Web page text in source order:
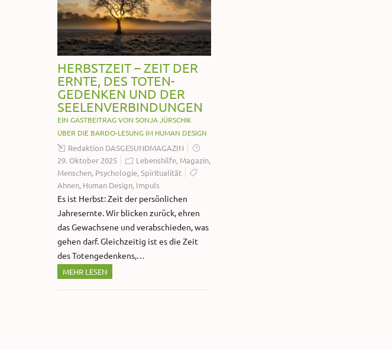
HERBSTZEIT – ZEIT DER
ERNTE, DES TOTEN-
GEDENKEN UND DER
SEELENVERBINDUNGEN
EIN GASTBEITRAG VON SONJA JÜRSCHIK
ÜBER DIE BARDO-LESUNG IM HUMAN DESIGN
Redaktion DASGESUNDMAGAZIN
29. Oktober 2025
Lebenshilfe, Magazin,
Menschen, Psychologie,Spiritualität
Ahnen, Human Design, Impuls
Es ist Herbst: Zeit der persönlichen
Jahresernte. Wir blicken zurück, ehren
das Gewachsene und verabschieden, was
gehen darf. Gleichzeitig ist es die Zeit
des Totengedenkens,…
MEHR LESEN